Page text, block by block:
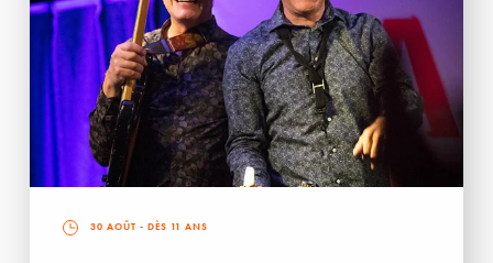
30 AOÛT - DÈS 11 ANS